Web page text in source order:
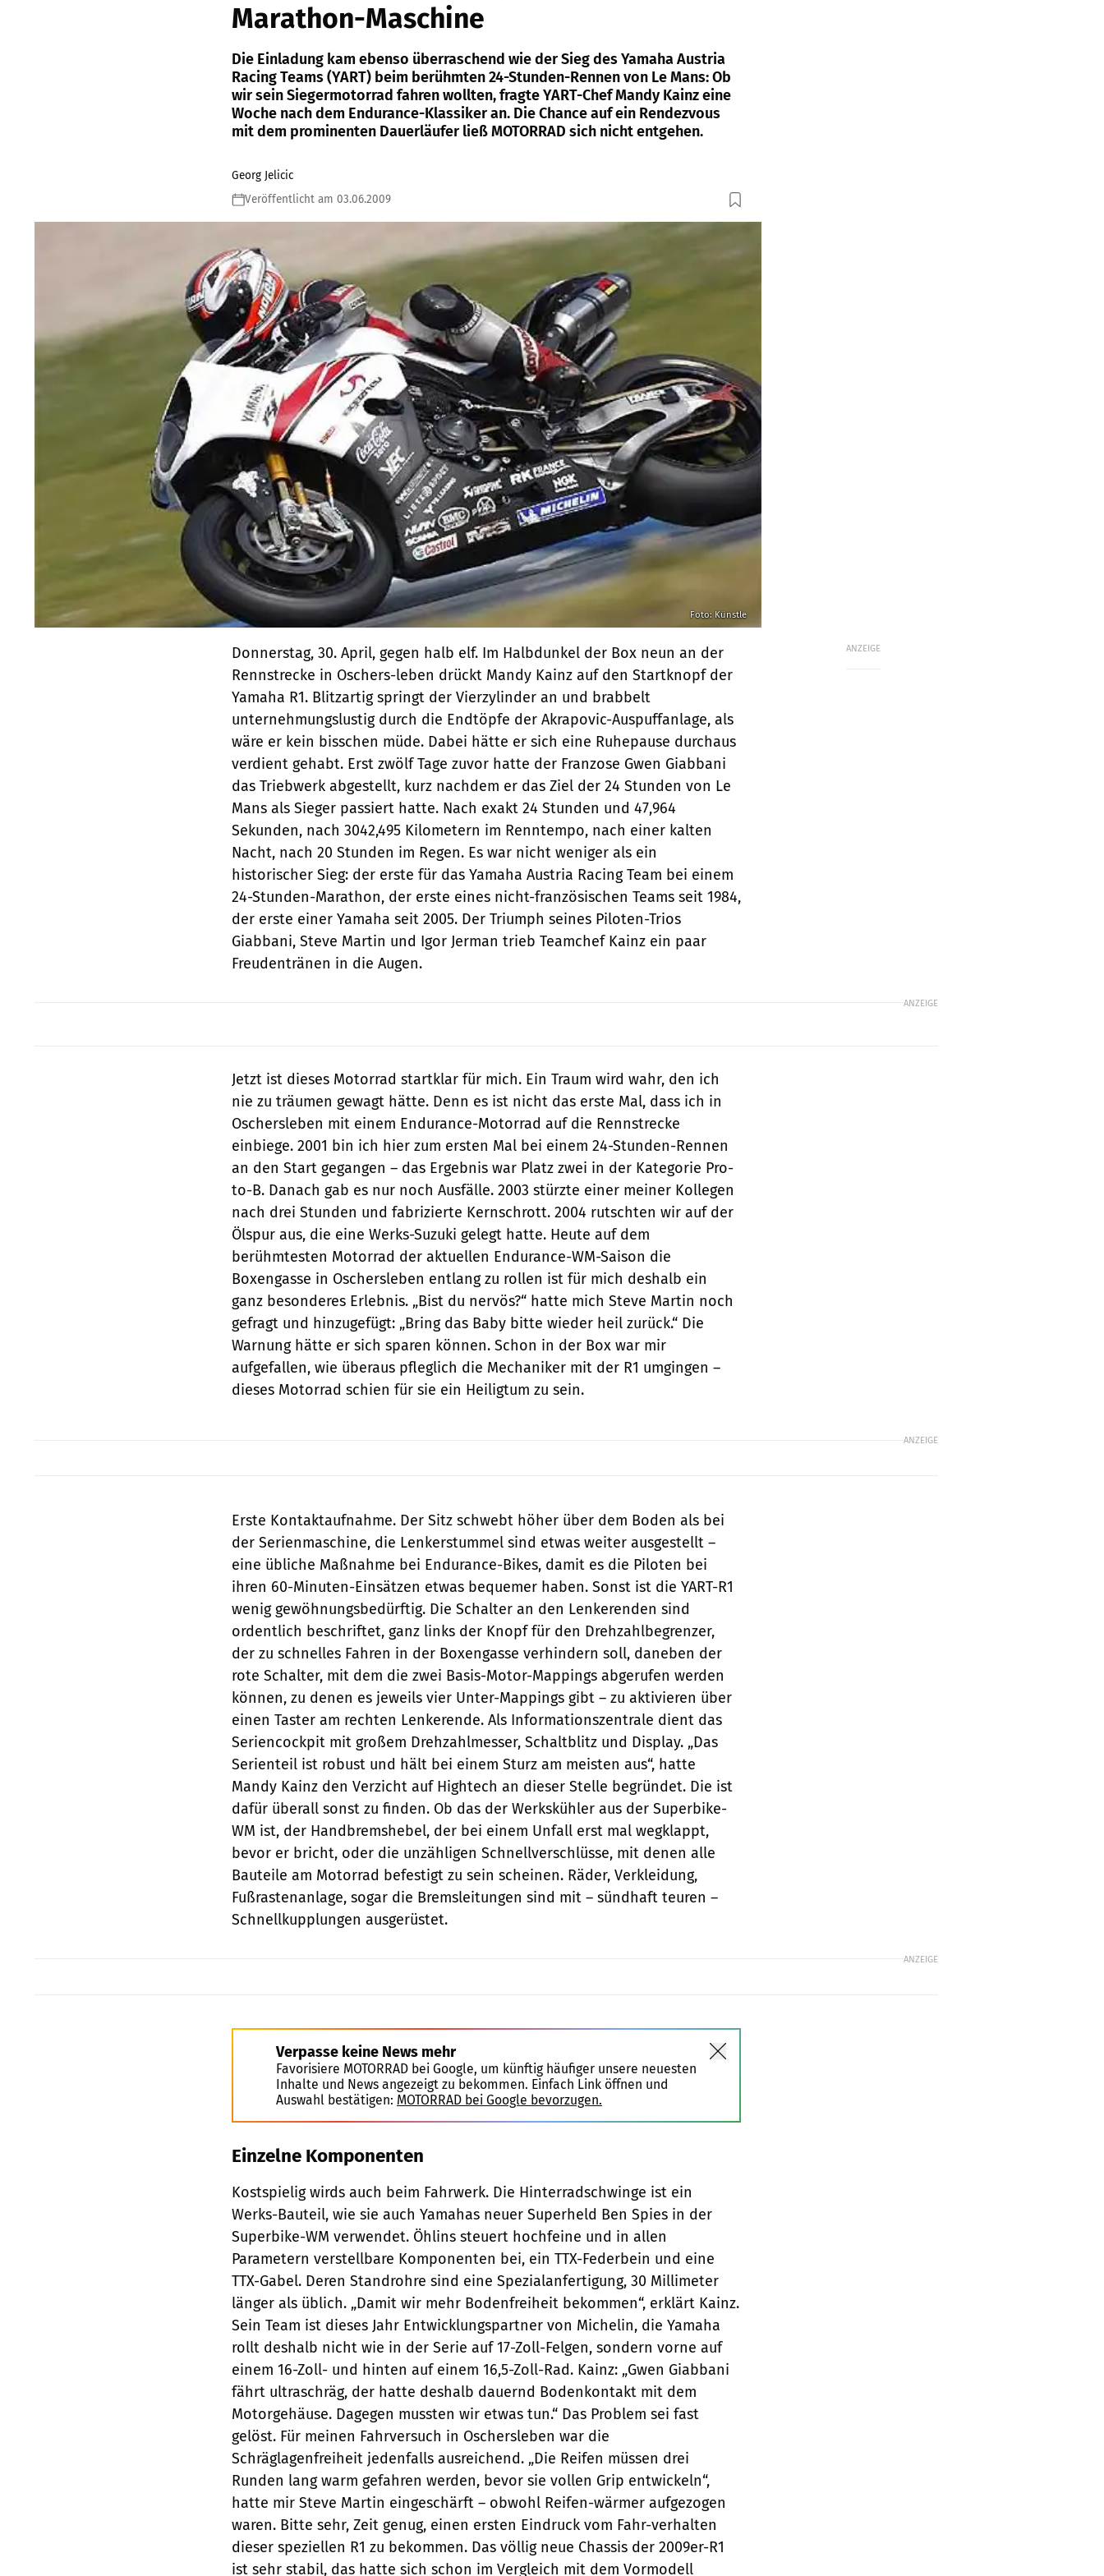
Marathon-Maschine
Die Einladung kam ebenso überraschend wie der Sieg des Yamaha Austria
Racing Teams (YART) beim berühmten 24-Stunden-Rennen von Le Mans: Ob
wir sein Siegermotorrad fahren wollten, fragte YART-Chef Mandy Kainz eine
Woche nach dem Endurance-Klassiker an. Die Chance auf ein Rendezvous
mit dem prominenten Dauerläufer ließ MOTORRAD sich nicht entgehen.
Georg Jelicic
Veröffentlicht am 03.06.2009
Foto: Künstle
ANZEIGE
Donnerstag, 30. April, gegen halb elf. Im Halbdunkel der Box neun an der
Rennstrecke in Oschers-leben drückt Mandy Kainz auf den Startknopf der
Yamaha R1. Blitzartig springt der Vierzylinder an und brabbelt
unternehmungslustig durch die Endtöpfe der Akrapovic-Auspuffanlage, als
wäre er kein bisschen müde. Dabei hätte er sich eine Ruhepause durchaus
verdient gehabt. Erst zwölf Tage zuvor hatte der Franzose Gwen Giabbani
das Triebwerk abgestellt, kurz nachdem er das Ziel der 24 Stunden von Le
Mans als Sieger passiert hatte. Nach exakt 24 Stunden und 47,964
Sekunden, nach 3042,495 Kilometern im Renntempo, nach einer kalten
Nacht, nach 20 Stunden im Regen. Es war nicht weniger als ein
historischer Sieg: der erste für das Yamaha Austria Racing Team bei einem
24-Stunden-Marathon, der erste eines nicht-französischen Teams seit 1984,
der erste einer Yamaha seit 2005. Der Triumph seines Piloten-Trios
Giabbani, Steve Martin und Igor Jerman trieb Teamchef Kainz ein paar
Freudentränen in die Augen.
ANZEIGE
Jetzt ist dieses Motorrad startklar für mich. Ein Traum wird wahr, den ich
nie zu träumen gewagt hätte. Denn es ist nicht das erste Mal, dass ich in
Oschersleben mit einem Endurance-Motorrad auf die Rennstrecke
einbiege. 2001 bin ich hier zum ersten Mal bei einem 24-Stunden-Rennen
an den Start gegangen – das Ergebnis war Platz zwei in der Kategorie Pro-
to-B. Danach gab es nur noch Ausfälle. 2003 stürzte einer meiner Kollegen
nach drei Stunden und fabrizierte Kernschrott. 2004 rutschten wir auf der
Ölspur aus, die eine Werks-Suzuki gelegt hatte. Heute auf dem
berühmtesten Motorrad der aktuellen Endurance-WM-Saison die
Boxengasse in Oschersleben entlang zu rollen ist für mich deshalb ein
ganz besonderes Erlebnis. „Bist du nervös?“ hatte mich Steve Martin noch
gefragt und hinzugefügt: „Bring das Baby bitte wieder heil zurück.“ Die
Warnung hätte er sich sparen können. Schon in der Box war mir
aufgefallen, wie überaus pfleglich die Mechaniker mit der R1 umgingen –
dieses Motorrad schien für sie ein Heiligtum zu sein.
ANZEIGE
Erste Kontaktaufnahme. Der Sitz schwebt höher über dem Boden als bei
der Serienmaschine, die Lenkerstummel sind etwas weiter ausgestellt –
eine übliche Maßnahme bei Endurance-Bikes, damit es die Piloten bei
ihren 60-Minuten-Einsätzen etwas bequemer haben. Sonst ist die YART-R1
wenig gewöhnungsbedürftig. Die Schalter an den Lenkerenden sind
ordentlich beschriftet, ganz links der Knopf für den Drehzahlbegrenzer,
der zu schnelles Fahren in der Boxengasse verhindern soll, daneben der
rote Schalter, mit dem die zwei Basis-Motor-Mappings abgerufen werden
können, zu denen es jeweils vier Unter-Mappings gibt – zu aktivieren über
einen Taster am rechten Lenkerende. Als Informationszentrale dient das
Seriencockpit mit großem Drehzahlmesser, Schaltblitz und Display. „Das
Serienteil ist robust und hält bei einem Sturz am meisten aus“, hatte
Mandy Kainz den Verzicht auf Hightech an dieser Stelle begründet. Die ist
dafür überall sonst zu finden. Ob das der Werkskühler aus der Superbike-
WM ist, der Handbremshebel, der bei einem Unfall erst mal wegklappt,
bevor er bricht, oder die unzähligen Schnellverschlüsse, mit denen alle
Bauteile am Motorrad befestigt zu sein scheinen. Räder, Verkleidung,
Fußrastenanlage, sogar die Bremsleitungen sind mit – sündhaft teuren –
Schnellkupplungen ausgerüstet.
ANZEIGE
Verpasse keine News mehr
Favorisiere MOTORRAD bei Google, um künftig häufiger unsere neuesten
Inhalte und News angezeigt zu bekommen. Einfach Link öffnen und
Auswahl bestätigen: MOTORRAD bei Google bevorzugen.
Einzelne Komponenten
Kostspielig wirds auch beim Fahrwerk. Die Hinterradschwinge ist ein
Werks-Bauteil, wie sie auch Yamahas neuer Superheld Ben Spies in der
Superbike-WM verwendet. Öhlins steuert hochfeine und in allen
Parametern verstellbare Komponenten bei, ein TTX-Federbein und eine
TTX-Gabel. Deren Standrohre sind eine Spezialanfertigung, 30 Millimeter
länger als üblich. „Damit wir mehr Bodenfreiheit bekommen“, erklärt Kainz.
Sein Team ist dieses Jahr Entwicklungspartner von Michelin, die Yamaha
rollt deshalb nicht wie in der Serie auf 17-Zoll-Felgen, sondern vorne auf
einem 16-Zoll- und hinten auf einem 16,5-Zoll-Rad. Kainz: „Gwen Giabbani
fährt ultraschräg, der hatte deshalb dauernd Bodenkontakt mit dem
Motorgehäuse. Dagegen mussten wir etwas tun.“ Das Problem sei fast
gelöst. Für meinen Fahrversuch in Oschersleben war die
Schräglagenfreiheit jedenfalls ausreichend. „Die Reifen müssen drei
Runden lang warm gefahren werden, bevor sie vollen Grip entwickeln“,
hatte mir Steve Martin eingeschärft – obwohl Reifen-wärmer aufgezogen
waren. Bitte sehr, Zeit genug, einen ersten Eindruck vom Fahr-verhalten
dieser speziellen R1 zu bekommen. Das völlig neue Chassis der 2009er-R1
ist sehr stabil, das hatte sich schon im Vergleich mit dem Vormodell